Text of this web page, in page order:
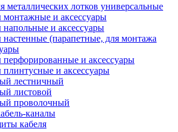
металлических лотков универсальные
монтажные и аксессуары
и аксессуары
настенные (парапетные, для монтажа
перфорированные и аксессуары
плинтусные и аксессуары
лестничный
листовой
проволочный
каналы
кабеля